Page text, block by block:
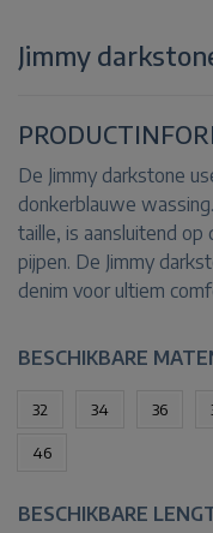
Jimmy
De Jimmy darkstone
donkerblauwe
taille, is aansluitend
pijpen. De Jimmy
denim voor ultiem
BESCHIKBARE
32 34 36
46
BESCHIKBARE